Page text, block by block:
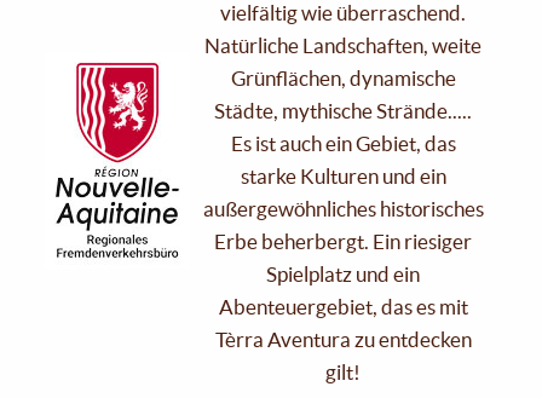
vielfältig wie überraschend.
Natürliche Landschaften, weite
Grünflächen, dynamische
Städte, mythische Strände.....
Es ist auch ein Gebiet, das
starke Kulturen und ein
außergewöhnliches historisches
Erbe beherbergt. Ein riesiger
Spielplatz und ein
Abenteuergebiet, das es mit
Tèrra Aventura zu entdecken
gilt!